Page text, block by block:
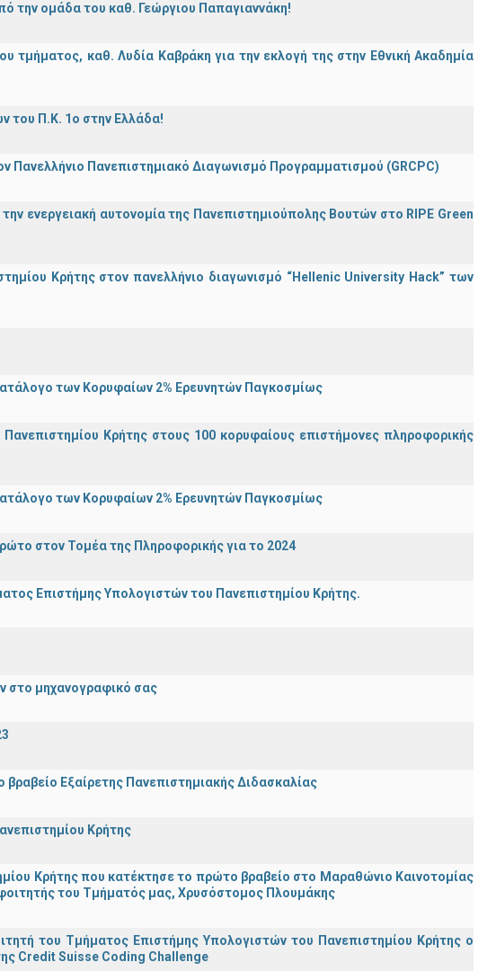
την ομάδα του καθ. Γεώργιου Παπαγιαννάκη!
τμήματος, καθ. Λυδία Καβράκη για την εκλογή της στην Εθνική Ακαδημία
του Π.Κ. 1ο στην Ελλάδα!
Πανεπιστημιακό Διαγωνισμό Προγραμματισμού (GRCPC)
ενεργειακή αυτονομία της Πανεπιστημιούπολης Βουτών στο RIPE Green
Κρήτης στον πανελλήνιο διαγωνισμό “Hellenic University Hack” των
των Κορυφαίων 2% Ερευνητών Παγκοσμίως
Κρήτης στους 100 κορυφαίους επιστήμονες πληροφορικής
των Κορυφαίων 2% Ερευνητών Παγκοσμίως
στον Τομέα της Πληροφορικής για το 2024
Επιστήμης Υπολογιστών του Πανεπιστημίου Κρήτης.
στο μηχανογραφικό σας
Εξαίρετης Πανεπιστημιακής Διδασκαλίας
Κρήτης
Κρήτης που κατέκτησε το πρώτο βραβείο στο Μαραθώνιο Καινοτομίας
του Τμήματός μας, Χρυσόστομος Πλουμάκης
του Τμήματος Επιστήμης Υπολογιστών του Πανεπιστημίου Κρήτης ο
Credit Suisse Coding Challenge